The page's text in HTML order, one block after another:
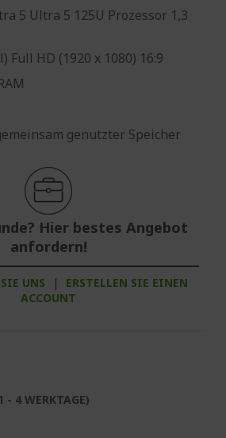
5 Ultra 5 125U Prozessor 1,3
Full HD (1920 x 1080) 16:9
genutzter Speicher
Hier bestes Angebot
anfordern!
UNS |
ERSTELLEN SIE EINEN
ACCOUNT
- 4 WERKTAGE)